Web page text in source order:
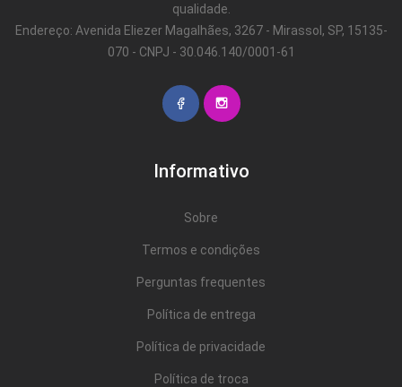
qualidade.
Endereço: Avenida Eliezer Magalhães, 3267 - Mirassol, SP, 15135-
070 - CNPJ - 30.046.140/0001-61
Informativo
Sobre
Termos e condições
Perguntas frequentes
Política de entrega
Política de privacidade
Política de troca